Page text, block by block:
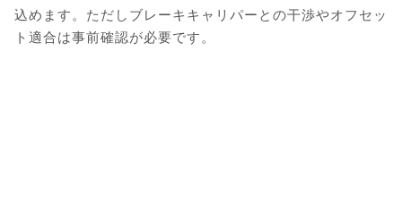
込めます。ただしブレーキキャリパーとの干渉やオフセッ
ト適合は事前確認が必要です。